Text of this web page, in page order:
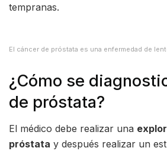
tempranas.
El cáncer de próstata es una enfermedad de
¿Cómo se
de próstata?
El médico debe realizar una
próstata y después realizar un